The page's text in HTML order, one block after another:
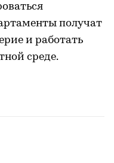
получат
и работать
среде.